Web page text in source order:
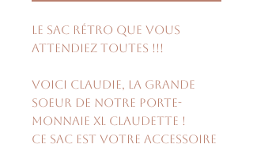
Le sac rétro que vous
attendiez toutes !!!
Voici Claudie, la grande
soeur de notre porte-
monnaie XL Claudette !
Ce sac est votre accessoire